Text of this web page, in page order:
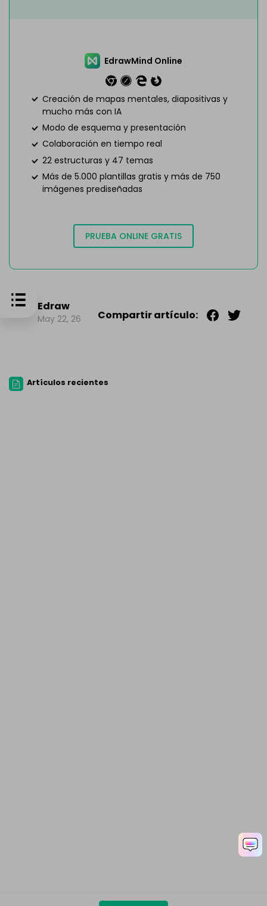
EdrawMind Online
Creación de mapas mentales, diapositivas y
mucho más con IA
Modo de esquema y presentación
Colaboración en tiempo real
22 estructuras y 47 temas
Más de 5.000 plantillas gratis y más de 750
imágenes prediseñadas
PRUEBA ONLINE GRATIS
Edraw
May 22, 26 Compartir artículo:
Artículos recientes